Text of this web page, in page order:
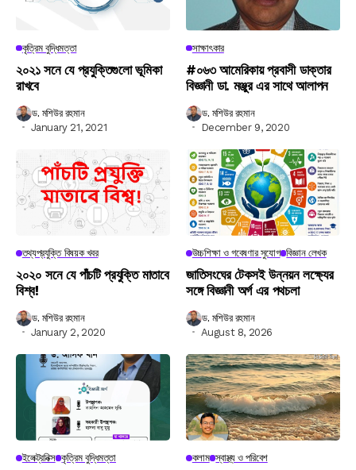
কৃত্রিম বুদ্ধিমত্তা
২০২১ সনে যে প্রযুক্তিগুলো ভূমিকা
রাখবে
ড. মশিউর রহমান
January 21, 2021
সাক্ষাৎকার
#০৬৩ আমেরিকায় প্রবাসী ডাক্তার
বিজ্ঞানী ডা. মঞ্জুর এর সাথে আলাপন
ড. মশিউর রহমান
December 9, 2020
তথ্যপ্রযুক্তি বিষয়ক খবর
২০২০ সনে যে পাঁচটি প্রযুক্তি মাতাবে
বিশ্ব!
ড. মশিউর রহমান
January 2, 2020
উচ্চশিক্ষা ও গবেষণার সুযোগ বিজ্ঞান লেখক
জাতিসংঘের টেকসই উন্নয়ন লক্ষ্যের
সঙ্গে বিজ্ঞানী অর্গ এর পথচলা
ড. মশিউর রহমান
August 8, 2026
ইলেক্ট্রনিক্স কৃত্রিম বুদ্ধিমত্তা কলাম স্বাস্থ্য ও পরিবেশ